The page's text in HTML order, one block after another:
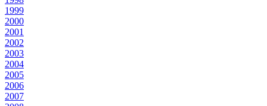
1999
2000
2001
2002
2003
2004
2005
2006
2007